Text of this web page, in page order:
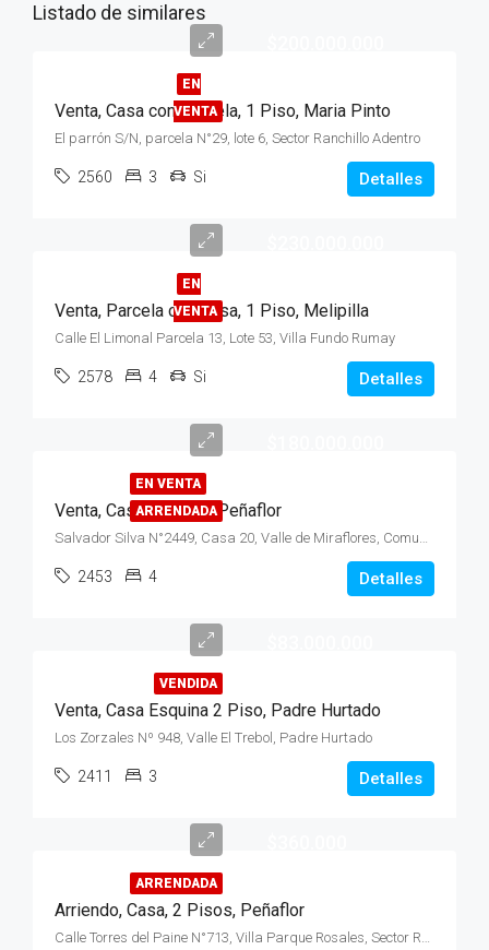
Listado de similares
EN
VENTA
Venta, Casa con Parcela, 1 Piso, Maria Pinto
El parrón S/N, parcela N°29, lote 6, Sector Ranchillo Adentro
2560 3 Si Detalles
EN
VENTA
Venta, Parcela con Casa, 1 Piso, Melipilla
Calle El Limonal Parcela 13, Lote 53, Villa Fundo Rumay
2578 4 Si Detalles
EN VENTA
ARRENDADA
Venta, Casa, 2 pisos, Peñaflor
Salvador Silva N°2449, Casa 20, Valle de Miraflores, Comuna Peñaflor
2453 4 Detalles
VENDIDA
Venta, Casa Esquina 2 Piso, Padre Hurtado
Los Zorzales Nº 948, Valle El Trebol, Padre Hurtado
2411 3 Detalles
ARRENDADA
Arriendo, Casa, 2 Pisos, Peñaflor
Calle Torres del Paine N°713, Villa Parque Rosales, Sector Rosales, Peñaflo